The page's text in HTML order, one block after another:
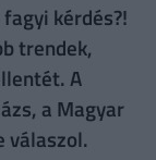
kérdés?!
trendek,
A
a Magyar
válaszol.